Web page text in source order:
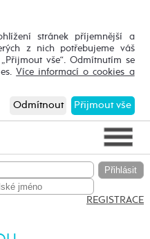
stránek příjemnější a
z nich potřebujeme váš
vše“. Odmítnutím se
Více informací o cookies a
Přijmout vše
Odmítnout
REGISTRACE